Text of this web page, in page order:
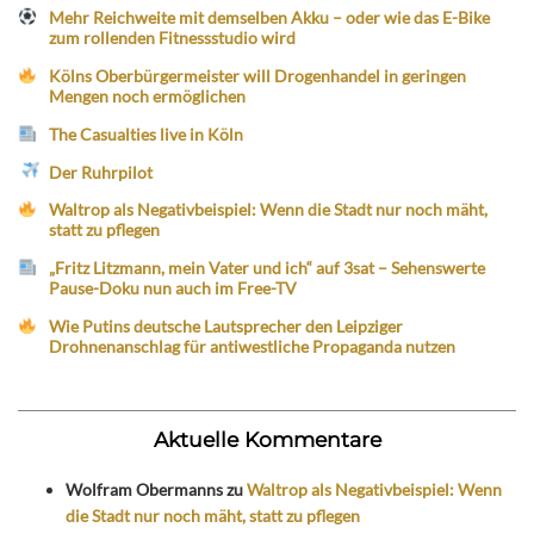
Mehr Reichweite mit demselben Akku – oder wie das E-Bike
zum rollenden Fitnessstudio wird
Kölns Oberbürgermeister will Drogenhandel in geringen
Mengen noch ermöglichen
The Casualties live in Köln
Der Ruhrpilot
Waltrop als Negativbeispiel: Wenn die Stadt nur noch mäht,
statt zu pflegen
„Fritz Litzmann, mein Vater und ich“ auf 3sat – Sehenswerte
Pause-Doku nun auch im Free-TV
Wie Putins deutsche Lautsprecher den Leipziger
Drohnenanschlag für antiwestliche Propaganda nutzen
Aktuelle Kommentare
Wolfram ObermannszuWaltrop als Negativbeispiel: Wenn
die Stadt nur noch mäht, statt zu pflegen